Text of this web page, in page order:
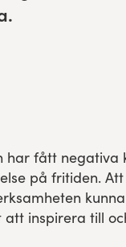
har fått negativa
på fritiden.
inspirera till